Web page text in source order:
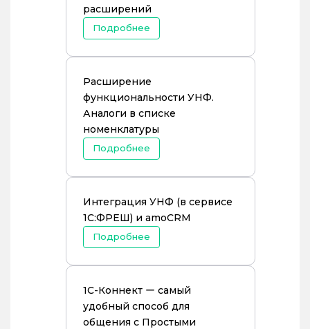
расширений
Подробнее
Расширение
функциональности УНФ.
Аналоги в списке
номенклатуры
Подробнее
Интеграция УНФ (в сервисе
1С:ФРЕШ) и amoCRM
Подробнее
1С-Коннект ー самый
удобный способ для
общения с Простыми